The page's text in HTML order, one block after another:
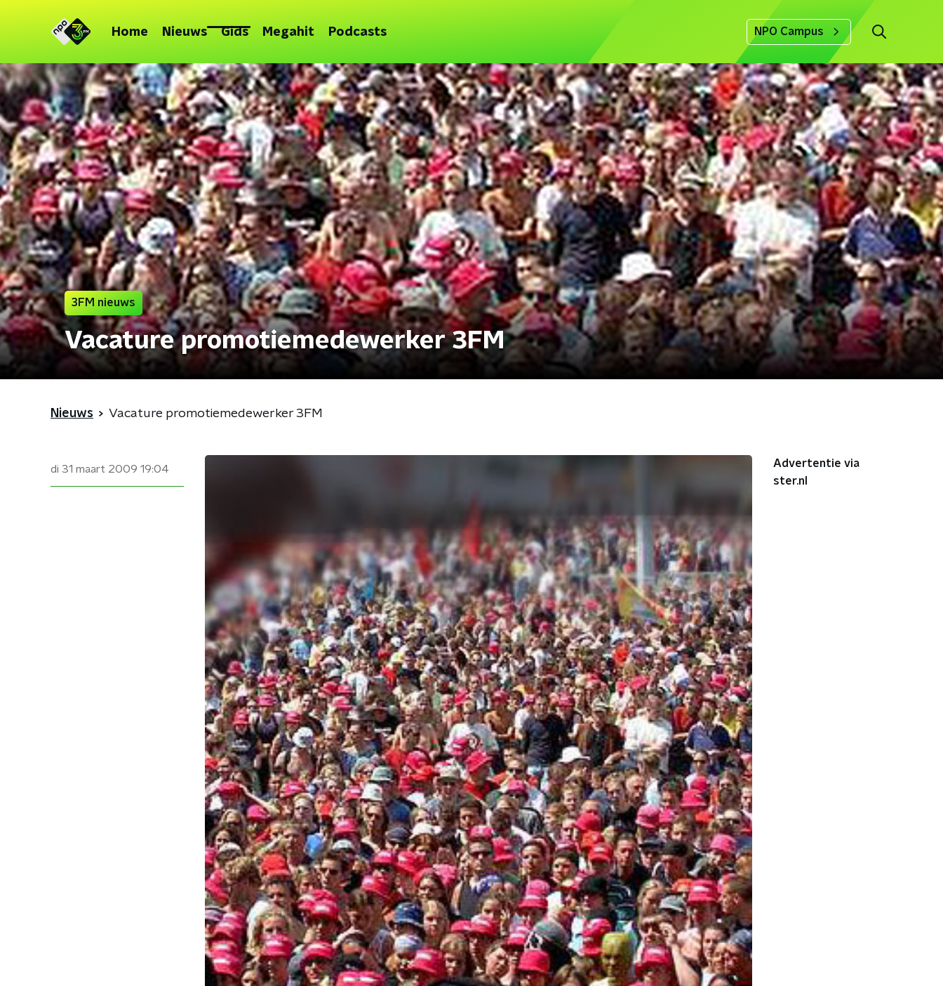
Home Nieuws Gids Megahit Podcasts NPO Campus
3FM nieuws
Vacature promotiemedewerker 3FM
Nieuws Vacature promotiemedewerker 3FM
di 31 maart 2009 19:04
Advertentie via
ster.nl